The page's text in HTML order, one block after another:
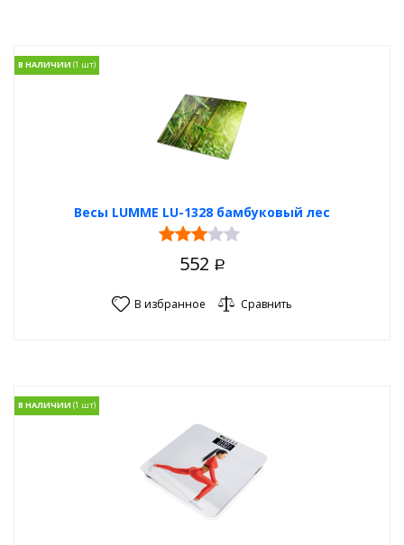
Весы LUMME LU-1328 бамбуковый лес
В НАЛИЧИИ
552 Р
В избранное Сравнить
В НАЛИЧИИ